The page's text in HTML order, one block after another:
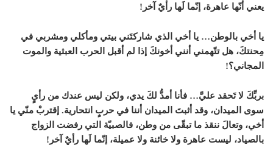
يعني أنّها عاهرة، إنّما لَها رأيٌ آخر!
يا أخي بالوطن… يا أخي الذي شاركتَني بيتي ومأكلي ومشربي في
مِحنتكَ، هل تتّهمني أنني أخونكَ إذا لم أقبل الحرب العبثية والموت
المجاني؟!
بربِّكَ لا تَحقد عليَّ… فأنا أمدُّ لكَ يدي، ولكن ليس عندك من رأيٍ
سوى الميدان، وقد أثبتَ الميدان أننا في حربٍ انتحارية. إقتربْ منّي يا
أخي، وتعالَ ننقذ ما تبقّى من وطن، فالصبيّة التي رفضت الزواج
بالصياد، ليست عاهرة ولا خائنة ولا عميلة، إنّما لَها رأيٌ آخر!